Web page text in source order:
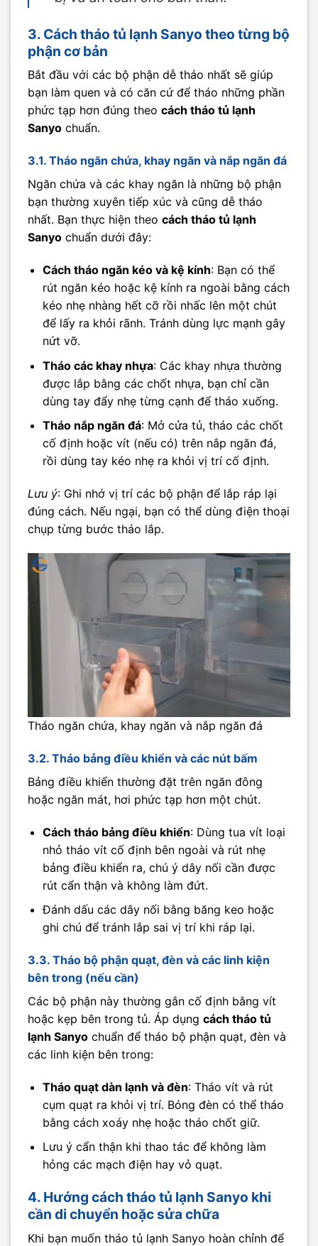
3. Cách tháo tủ lạnh Sanyo theo từng bộ
phận cơ bản
Bắt đầu với các bộ phận dễ tháo nhất sẽ giúp
bạn làm quen và có căn cứ để tháo những phần
phức tạp hơn đúng theo cách tháo tủ lạnh
Sanyo chuẩn.
3.1. Tháo ngăn chứa, khay ngăn và nắp ngăn đá
Ngăn chứa và các khay ngăn là những bộ phận
bạn thường xuyên tiếp xúc và cũng dễ tháo
nhất. Bạn thực hiện theo cách tháo tủ lạnh
Sanyo chuẩn dưới đây:
Cách tháo ngăn kéo và kệ kính: Bạn có thể
rút ngăn kéo hoặc kệ kính ra ngoài bằng cách
kéo nhẹ nhàng hết cỡ rồi nhấc lên một chút
để lấy ra khỏi rãnh. Tránh dùng lực mạnh gây
nứt vỡ.
Tháo các khay nhựa: Các khay nhựa thường
được lắp bằng các chốt nhựa, bạn chỉ cần
dùng tay đẩy nhẹ từng cạnh để tháo xuống.
Tháo nắp ngăn đá: Mở cửa tủ, tháo các chốt
cố định hoặc vít (nếu có) trên nắp ngăn đá,
rồi dùng tay kéo nhẹ ra khỏi vị trí cố định.
Lưu ý: Ghi nhớ vị trí các bộ phận để lắp ráp lại
đúng cách. Nếu ngại, bạn có thể dùng điện thoại
chụp từng bước tháo lắp.
Tháo ngăn chứa, khay ngăn và nắp ngăn đá
3.2. Tháo bảng điều khiển và các nút bấm
Bảng điều khiển thường đặt trên ngăn đông
hoặc ngăn mát, hơi phức tạp hơn một chút.
Cách tháo bảng điều khiển: Dùng tua vít loại
nhỏ tháo vít cố định bên ngoài và rút nhẹ
bảng điều khiển ra, chú ý dây nối cần được
rút cẩn thận và không làm đứt.
Đánh dấu các dây nối bằng băng keo hoặc
ghi chú để tránh lắp sai vị trí khi ráp lại.
3.3. Tháo bộ phận quạt, đèn và các linh kiện
bên trong (nếu cần)
Các bộ phận này thường gắn cố định bằng vít
hoặc kẹp bên trong tủ. Áp dụng cách tháo tủ
lạnh Sanyo chuẩn để tháo bộ phận quạt, đèn và
các linh kiện bên trong:
Tháo quạt dàn lạnh và đèn: Tháo vít và rút
cụm quạt ra khỏi vị trí. Bóng đèn có thể tháo
bằng cách xoáy nhẹ hoặc tháo chốt giữ.
Lưu ý cẩn thận khi thao tác để không làm
hỏng các mạch điện hay vỏ quạt.
4. Hướng cách tháo tủ lạnh Sanyo khi
cần di chuyển hoặc sửa chữa
Khi bạn muốn tháo tủ lạnh Sanyo hoàn chỉnh để